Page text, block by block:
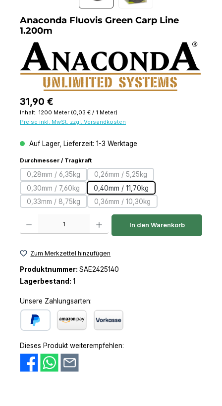
Anaconda Fluovis Green Carp Line
1.200m
Regulärer Preis:
31,90 €
Inhalt: 1200 Meter (0,03 € / 1 Meter)
Preise inkl. MwSt. zzgl. Versandkosten
Auf Lager, Lieferzeit: 1-3 Werktage
Durchmesser / Tragkraftauswählen
0,28mm / 6,35kg(Diese Option ist zurzeit nicht verfügbar.)
0,26mm / 5,25kg(Diese Option ist zurzeit nicht
0,30mm / 7,60kg(Diese Option ist zurzeit nicht verfügbar.)
0,40mm / 11,70kg
0,33mm / 8,75kg(Diese Option ist zurzeit nicht verfügbar.)
0,36mm / 10,30kg(Diese Option ist zurzeit nicht
Produkt Anzahl: Gib den gewünschten Wert ein oder benutze die
In den Warenkorb
Zum Merkzettel hinzufügen
Produktnummer: SAE2425140
Lagerbestand: 1
Unsere Zahlungsarten:
Dieses Produkt weiterempfehlen: